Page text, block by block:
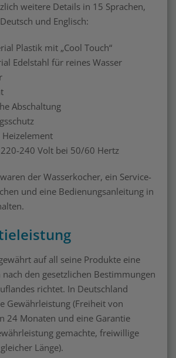
weitere Details in 15 Sprachen,
und Englisch:
Plastik mit „Cool Touch“
Edelstahl für reines Wasser
Abschaltung
Heizelement
240 Volt bei 50/60 Hertz
der Wasserkocher, ein Service-
und eine Bedienungsanleitung in
auf all seine Produkte eine
den gesetzlichen Bestimmungen
richtet. In Deutschland
Gewährleistung (Freiheit von
24 Monaten und eine Garantie
gemachte, freiwillige
Länge).